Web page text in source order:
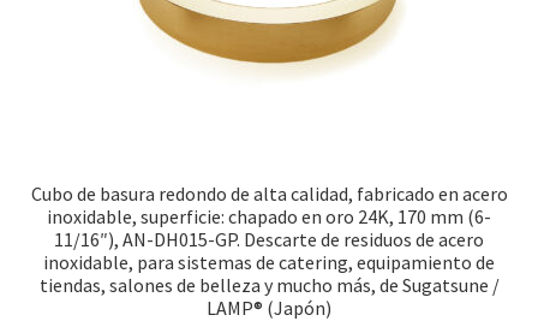
Cubo de basura redondo de alta calidad, fabricado en acero
inoxidable, superficie: chapado en oro 24K, 170 mm (6-
11/16″), AN-DH015-GP. Descarte de residuos de acero
inoxidable, para sistemas de catering, equipamiento de
tiendas, salones de belleza y mucho más, de Sugatsune /
LAMP® (Japón)